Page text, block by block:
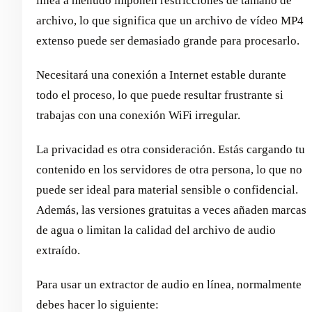
archivo, lo que significa que un archivo de vídeo MP4
extenso puede ser demasiado grande para procesarlo.
Necesitará una conexión a Internet estable durante
todo el proceso, lo que puede resultar frustrante si
trabajas con una conexión WiFi irregular.
La privacidad es otra consideración. Estás cargando tu
contenido en los servidores de otra persona, lo que no
puede ser ideal para material sensible o confidencial.
Además, las versiones gratuitas a veces añaden marcas
de agua o limitan la calidad del archivo de audio
extraído.
Para usar un extractor de audio en línea, normalmente
debes hacer lo siguiente: